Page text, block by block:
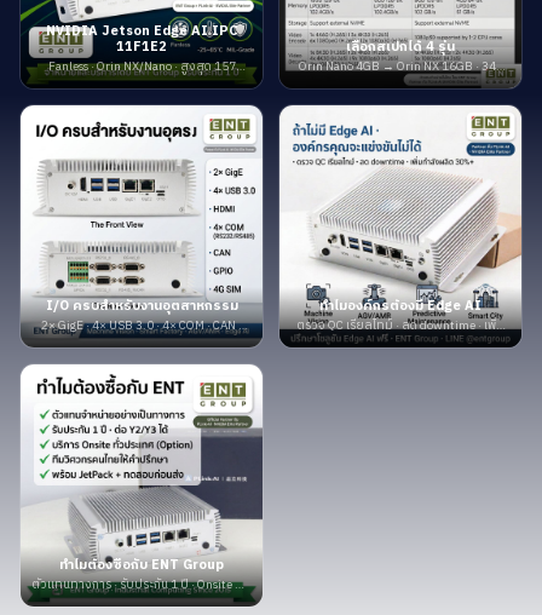
NVIDIA Jetson Edge AI IPC
11F1E2
Fanless · Orin NX/Nano · สูงสุด 157
TOPS
เลือกสเปกได้ 4 รุ่น
Orin Nano 4GB → Orin NX 16GB · 34–
157 TOPS
I/O ครบสำหรับงานอุตสาหกรรม
2× GigE · 4× USB 3.0 · 4× COM · CAN ·
GPIO · 4G SIM
ทำไมองค์กรต้องมี Edge AI
ตรวจ QC เรียลไทม์ · ลด downtime · เพิ่ม
กำลังผลิต 30%+
ทำไมต้องซื้อกับ ENT Group
ตัวแทนทางการ · รับประกัน 1 ปี · Onsite ทั่ว
ประเทศ